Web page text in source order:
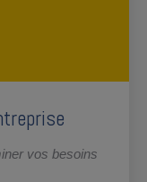
vos besoins